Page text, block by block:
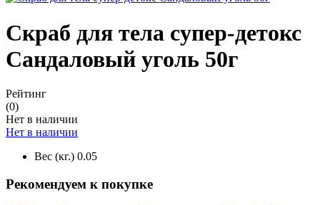
Скраб для тела супер-детокс
Сандаловый уголь 50г
Рейтинг
(0)
Нет в наличии
Нет в наличии
Вес (кг.) 0.05
Рекомендуем к покупке